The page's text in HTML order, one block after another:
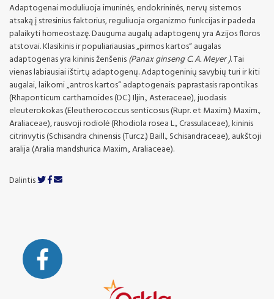
Adaptogenai moduliuoja imuninės, endokrininės, nervų sistemos
atsaką į stresinius faktorius, reguliuoja organizmo funkcijas ir padeda
palaikyti homeostazę. Dauguma augalų adaptogenų yra Azijos floros
atstovai. Klasikinis ir populiariausias „pirmos kartos“ augalas
adaptogenas yra kininis ženšenis(PanaxginsengC. A.Meyer). Tai
vienas labiausiai ištirtų adaptogenų. Adaptogeninių savybių turi ir kiti
augalai, laikomi „antros kartos“ adaptogenais: paprastasis rapontikas
(Rhaponticum carthamoides (DC.) Iljin., Asteraceae), juodasis
eleuterokokas (Eleutherococcus senticosus (Rupr. et Maxim.) Maxim.,
Araliaceae), rausvoji rodiolė (Rhodiola rosea L., Crassulaceae), kininis
citrinvytis (Schisandra chinensis (Turcz.) Baill., Schisandraceae), aukštoji
aralija (Aralia mandshurica Maxim., Araliaceae).
Dalintis